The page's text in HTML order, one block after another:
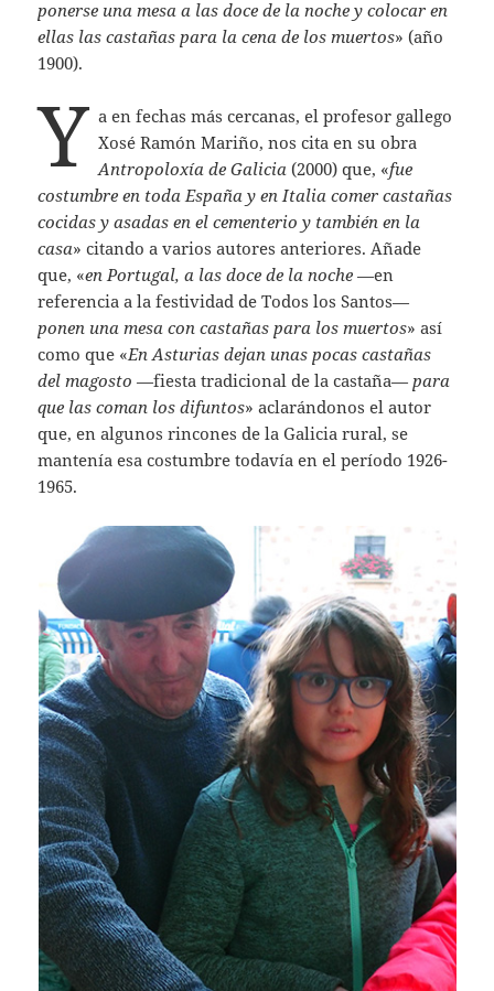
ponerse una mesa a las doce de la noche y colocar en
ellas las castañas para la cena de los muertos» (año
1900).
Y a en fechas más cercanas, el profesor gallego
Xosé Ramón Mariño, nos cita en su obra
Antropoloxía de Galicia(2000) que, «fue
costumbre en toda España y en Italia comer castañas
cocidas y asadas en el cementerio y también en la
casa» citando a varios autores anteriores. Añade
que, «en Portugal, a las doce de la noche —en
referencia a la festividad de Todos los Santos—
ponen una mesa con castañas para los muertos» así
como que «En Asturias dejan unas pocas castañas
del magosto —fiesta tradicional de la castaña—para
que las coman los difuntos» aclarándonos el autor
que, en algunos rincones de la Galicia rural, se
mantenía esa costumbre todavía en el período 1926-
1965.